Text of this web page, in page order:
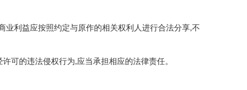
业利益应按照约定与原作的相关权利人进行合法分享,不
可的违法侵权行为,应当承担相应的法律责任。